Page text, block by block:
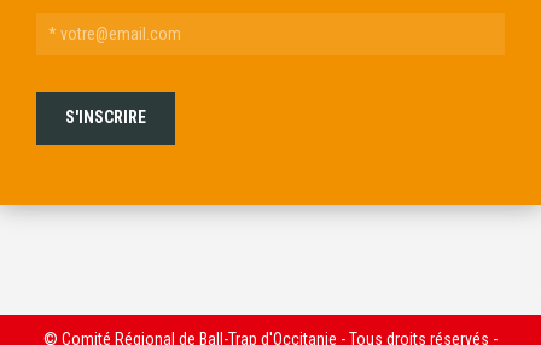
© Comité Régional de Ball-Trap d'Occitanie - Tous droits réservés -